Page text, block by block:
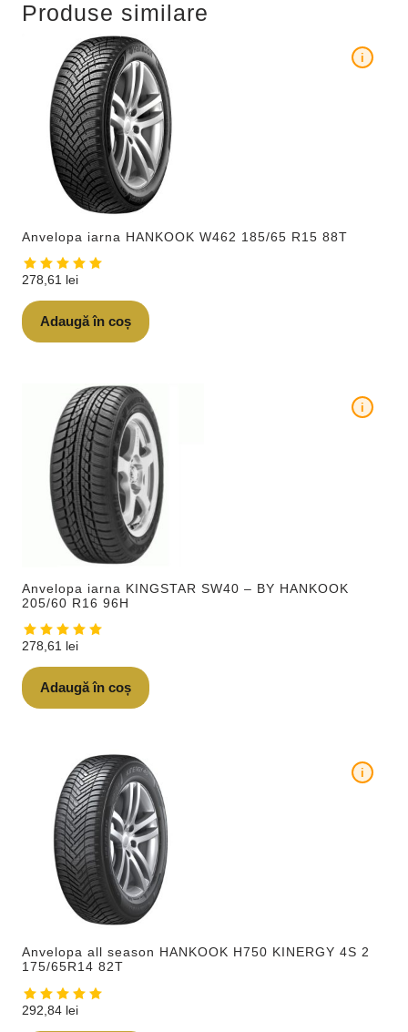
Produse similare
Anvelopa iarna HANKOOK W462 185/65 R15 88T
i
278,61 lei
Adaugă în coș
Anvelopa iarna KINGSTAR SW40 – BY HANKOOK
205/60 R16 96H
i
278,61 lei
Adaugă în coș
Anvelopa all season HANKOOK H750 KINERGY 4S 2
175/65R14 82T
i
292,84 lei